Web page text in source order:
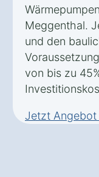
Meggenthal.
und den
von bis zu
Jetzt Angebot